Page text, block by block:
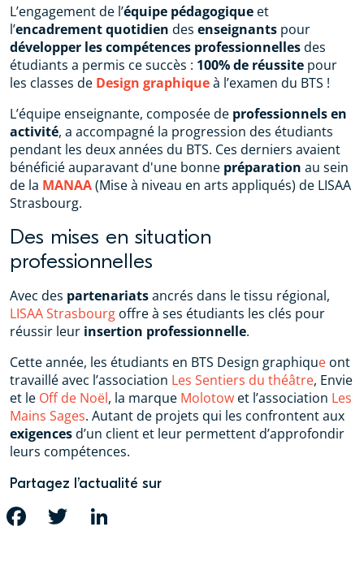
L’engagement de l’équipe pédagogique et
l’encadrement quotidien des enseignants pour
développer les compétences professionnellesdes
étudiants a permis ce succès : 100% de réussite pour
les classes de Design graphiqueà l’examen du BTS !
L’équipe enseignante, composée de professionnels en
activité, a accompagné la progression des étudiants
pendant les deux années du BTS. Ces derniers avaient
bénéficié auparavant d'une bonne préparation au sein
de la MANAA(Mise à niveau en arts appliqués) de LISAA
Strasbourg.
Des mises en situation
professionnelles
Avec des partenariatsancrés dans le tissu régional,
LISAA Strasbourg offre à ses étudiants les clés pour
réussir leur insertion professionnelle.
Cette année, les étudiants en BTS Design graphique ont
travaillé avec l’association Les Sentiers du théâtre, Envie
et le Off de Noël, la marque Molotow et l’association Les
Mains Sages. Autant de projets qui les confrontent aux
exigencesd’un client et leur permettent d’approfondir
leurs compétences.
Partagez l’actualité sur
FACEBOOK TWITTER